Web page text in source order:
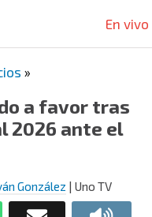
En vivo
»
a favor tras
2026 ante el
González | Uno TV